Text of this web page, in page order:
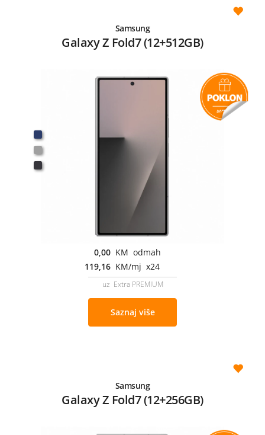
Samsung
Galaxy Z Fold7 (12+512GB)
0,00 KM odmah
119,16 KM/mj x24
uz Extra PREMIUM
Saznaj više
Samsung
Galaxy Z Fold7 (12+256GB)